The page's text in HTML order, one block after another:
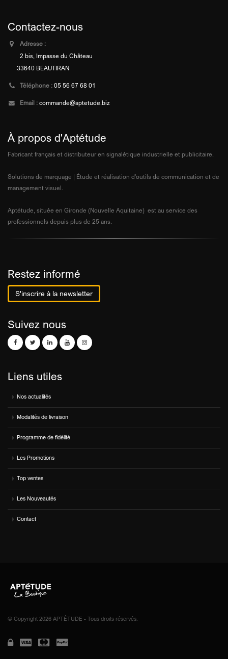
Contactez-nous
Adresse :
2 bis, Impasse du Château
33640 BEAUTIRAN
Téléphone : 05 56 67 68 01
Email : commande@aptetude.biz
À propos d'Aptétude
Fabricant français et distributeur en signalétique industrielle et publicitaire.
Solutions de marquage | Étude et réalisation d'outils de communication et de
management visuel.
Aptétude, située en Gironde (Nouvelle Aquitaine) est au service des
professionnels depuis plus de 25 ans.
Restez informé
S'inscrire à la newsletter
Suivez nous
Liens utiles
Nos actualités
Modalités de livraison
Programme de fidélité
Les Promotions
Top ventes
Les Nouveautés
Contact
© Copyright 2026 APTÉTUDE - Tous droits réservés.